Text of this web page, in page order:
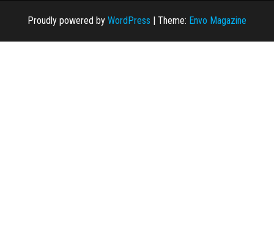
Proudly powered by WordPress | Theme: Envo Magazine